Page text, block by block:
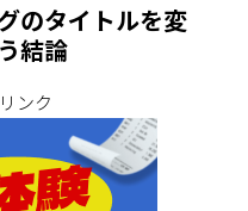
のタイトルを変
結論
ンク